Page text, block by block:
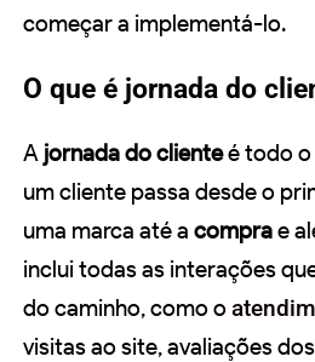
começar a implementá-lo.
O que é jornada do
A jornada do clienteé todo o
um cliente passa desde o
uma marca até a comprae
inclui todas as interações
do caminho, como o
visitas ao site, avaliações